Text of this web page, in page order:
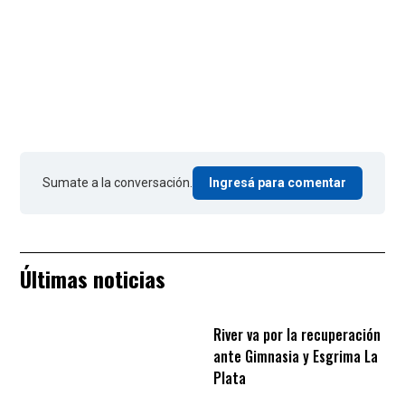
Sumate a la conversación. Ingresá para comentar
Últimas noticias
River va por la recuperación
ante Gimnasia y Esgrima La
Plata